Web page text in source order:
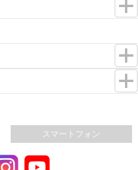
スマートフォン